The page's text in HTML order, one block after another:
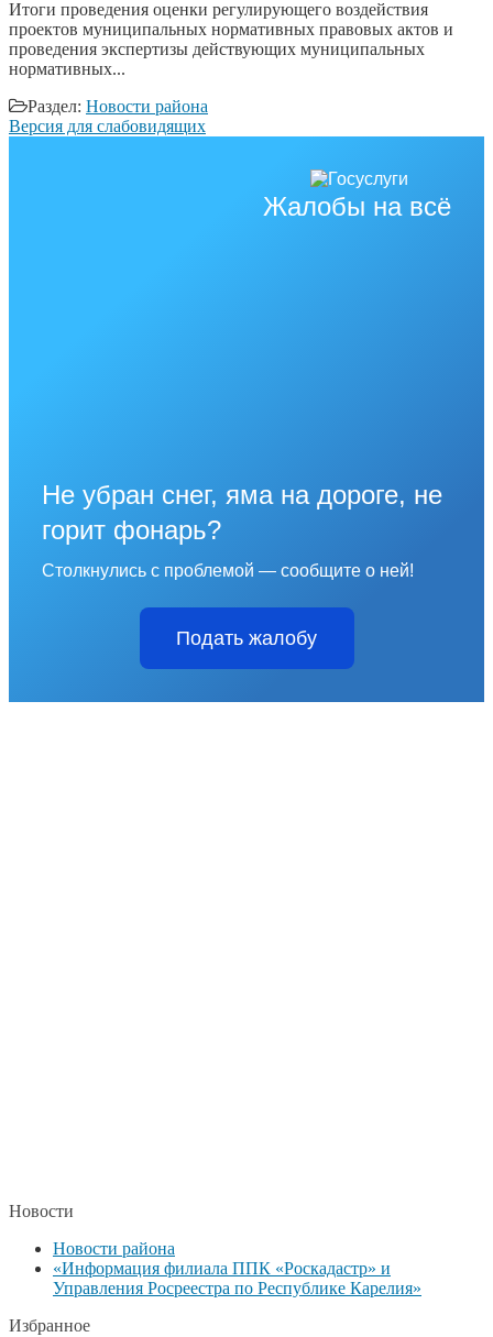
Итоги проведения оценки регулирующего воздействия
проектов муниципальных нормативных правовых актов и
проведения экспертизы действующих муниципальных
нормативных...
Раздел: Новости района
Версия для слабовидящих
Жалобы на всё
Не убран снег, яма на дороге, не
горит фонарь?
Столкнулись с проблемой — сообщите о ней!
Подать жалобу
Новости
Новости района
«Информация филиала ППК «Роскадастр» и
Управления Росреестра по Республике Карелия»
Избранное